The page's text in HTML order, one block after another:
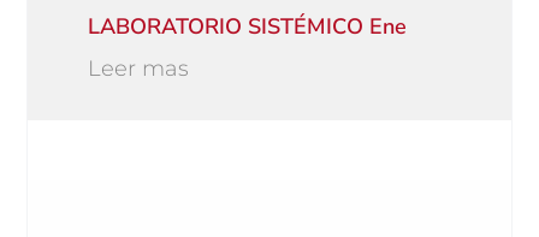
LABORATORIO SISTÉMICO Ene
Leer mas